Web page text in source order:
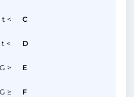
t <
C
<
D
≥
E
≥
F